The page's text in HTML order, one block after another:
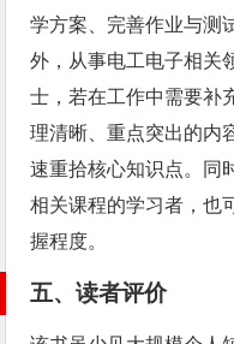
学方案、完善作业与测
外，从事电工电子相关
士，若在工作中需要补
理清晰、重点突出的内
速重拾核心知识点。同
相关课程的学习者，也
握程度。
五、读者评价